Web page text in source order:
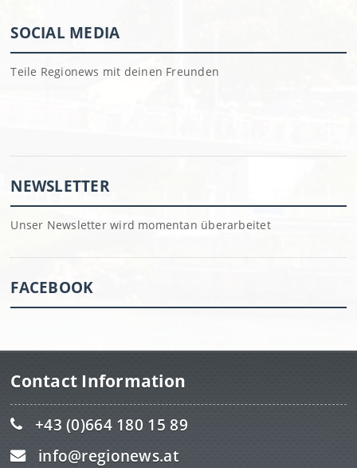
SOCIAL MEDIA
Teile Regionews mit deinen Freunden
NEWSLETTER
Unser Newsletter wird momentan überarbeitet
FACEBOOK
Contact Information
+43 (0)664 180 15 89
info@regionews.at